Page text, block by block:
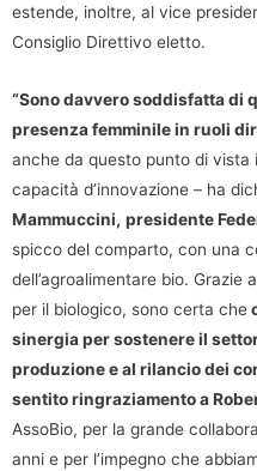
estende, inoltre, al vice
Consiglio Direttivo eletto.
“Sono davvero soddisfatta di
presenza femminile in ruoli
anche da questo punto di
capacità d’innovazione – ha
Mammuccini, presidente
spicco del comparto, con una
dell’agroalimentare bio. Grazie
per il biologico, sono certa che
sinergia per sostenere il
produzione e al rilancio dei
sentito ringraziamento a
AssoBio, per la grande
anni e per l’impegno che